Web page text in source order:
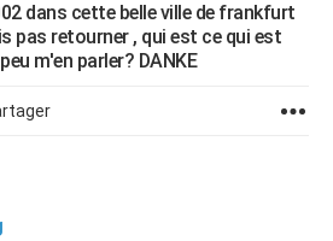
dans cette belle ville de frankfurt
pas retourner , qui est ce qui est
m'en parler? DANKE